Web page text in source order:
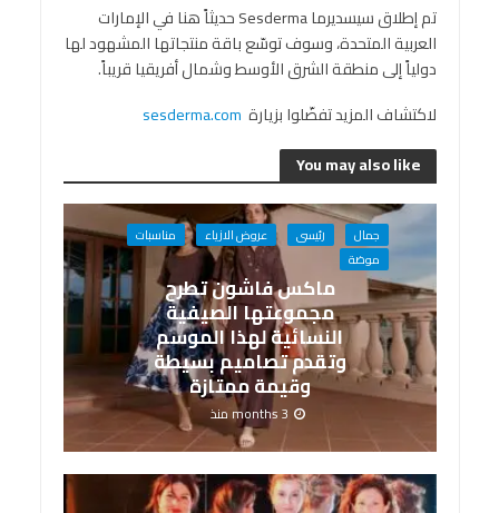
تم إطلاق سيسديرما Sesderma حديثاً هنا في الإمارات
العربية المتحدة، وسوف توسّع باقة منتجاتها المشهود لها
دولياً إلى منطقة الشرق الأوسط وشمال أفريقيا قريباً.
لاكتشاف المزيد تفضّلوا بزيارة sesderma.com
You may also like
جمال رئيسى عروض الازياء
مناسبات
موضة
ماكس فاشون تطرح
مجموعتها الصيفية
النسائية لهذا الموسم
وتقدم تصاميم بسيطة
وقيمة ممتازة
3 months منذ